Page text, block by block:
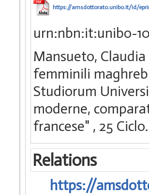
https://amsdottorato.unibo.it/id/
urn:nbn:it:unibo-
Mansueto,
femminili
Studiorum
moderne,
francese" , 25
Relations
https://